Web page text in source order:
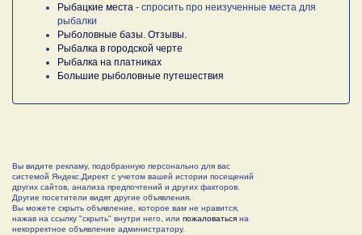
Рыбацкие места - спросить про неизученные места для
рыбалки
Рыболовные базы. Отзывы.
Рыбалка в городской черте
Рыбалка на платниках
Большие рыболовные путешествия
Вы видите рекламу, подобранную персонально для вас
системой Яндекс.Директ с учетом вашей истории посещений
других сайтов, анализа предпочтений и других факторов.
Другие посетители видят другие объявления.
Вы можете скрыть объявление, которое вам не нравится,
нажав на ссылку "скрыть" внутри него, или пожаловаться на
некорректное объявление администратору.